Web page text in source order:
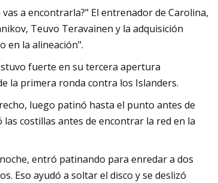
a encontrarla?" El entrenador de Carolina,
Teuvo Teravainen y la adquisición
en la alineación".
fuerte en su tercera apertura
la primera ronda contra los Islanders.
luego patinó hasta el punto antes de
costillas antes de encontrar la red en la
entró patinando para enredar a dos
Eso ayudó a soltar el disco y se deslizó